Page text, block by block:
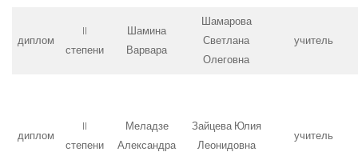
диплом
II
степени
Шамина
Варвара
Шамарова
Светлана
Олеговна
учитель
диплом
II
степени
Меладзе
Александра
Зайцева Юлия
Леонидовна
учитель